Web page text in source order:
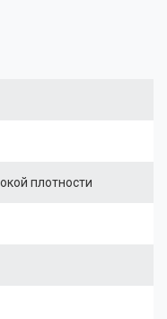
плотности